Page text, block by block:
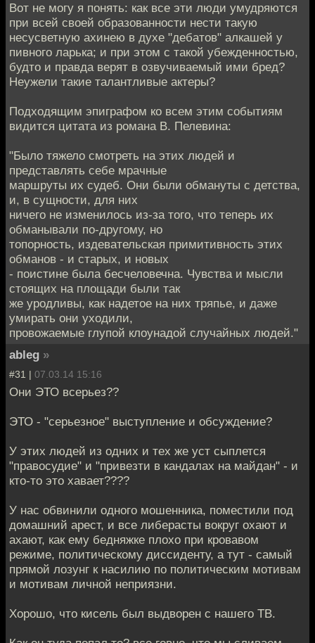
Вот не могу я понять: как все эти люди умудряются
при всей своей образованности нести такую
несусветную ахинею в духе "дебатов" алкашей у
пивного ларька; и при этом с такой убежденностью,
будто и правда верят в озвучиваемый ими бред?
Неужели такие талантливые актеры?
Подходящим эпиграфом ко всем этим событиям
видится цитата из романа В. Пелевина:
"Было тяжело смотреть на этих людей и
представлять себе мрачные
маршруты их судеб. Они были обмануты с детства,
и, в сущности, для них
ничего не изменилось из-за того, что теперь их
обманывали по-другому, но
топорность, издевательская примитивность этих
обманов - и старых, и новых
- поистине была бесчеловечна. Чувства и мысли
стоящих на площади были так
же уродливы, как надетое на них тряпье, и даже
умирать они уходили,
провожаемые глупой клоунадой случайных людей."
ableg »
#31 | 07.03.14 15:16
Они ЭТО всерьез??
ЭТО - "серьезное" выступление и обсуждение?
У этих людей из одних и тех же уст сыплется
"правосудие" и "привезти в кандалах на майдан" - и
кто-то это хавает????
У нас обвинили одного мошенника, поместили под
домашний арест, и все либерасты вокруг охают и
ахают, как ему бедняжке плохо при кровавом
режиме, политическому диссиденту, а тут - самый
прямой лозунг к насилию по политическим мотивам
и мотивам личной неприязни.
Хорошо, что кисель был выдворен с нашего ТВ.